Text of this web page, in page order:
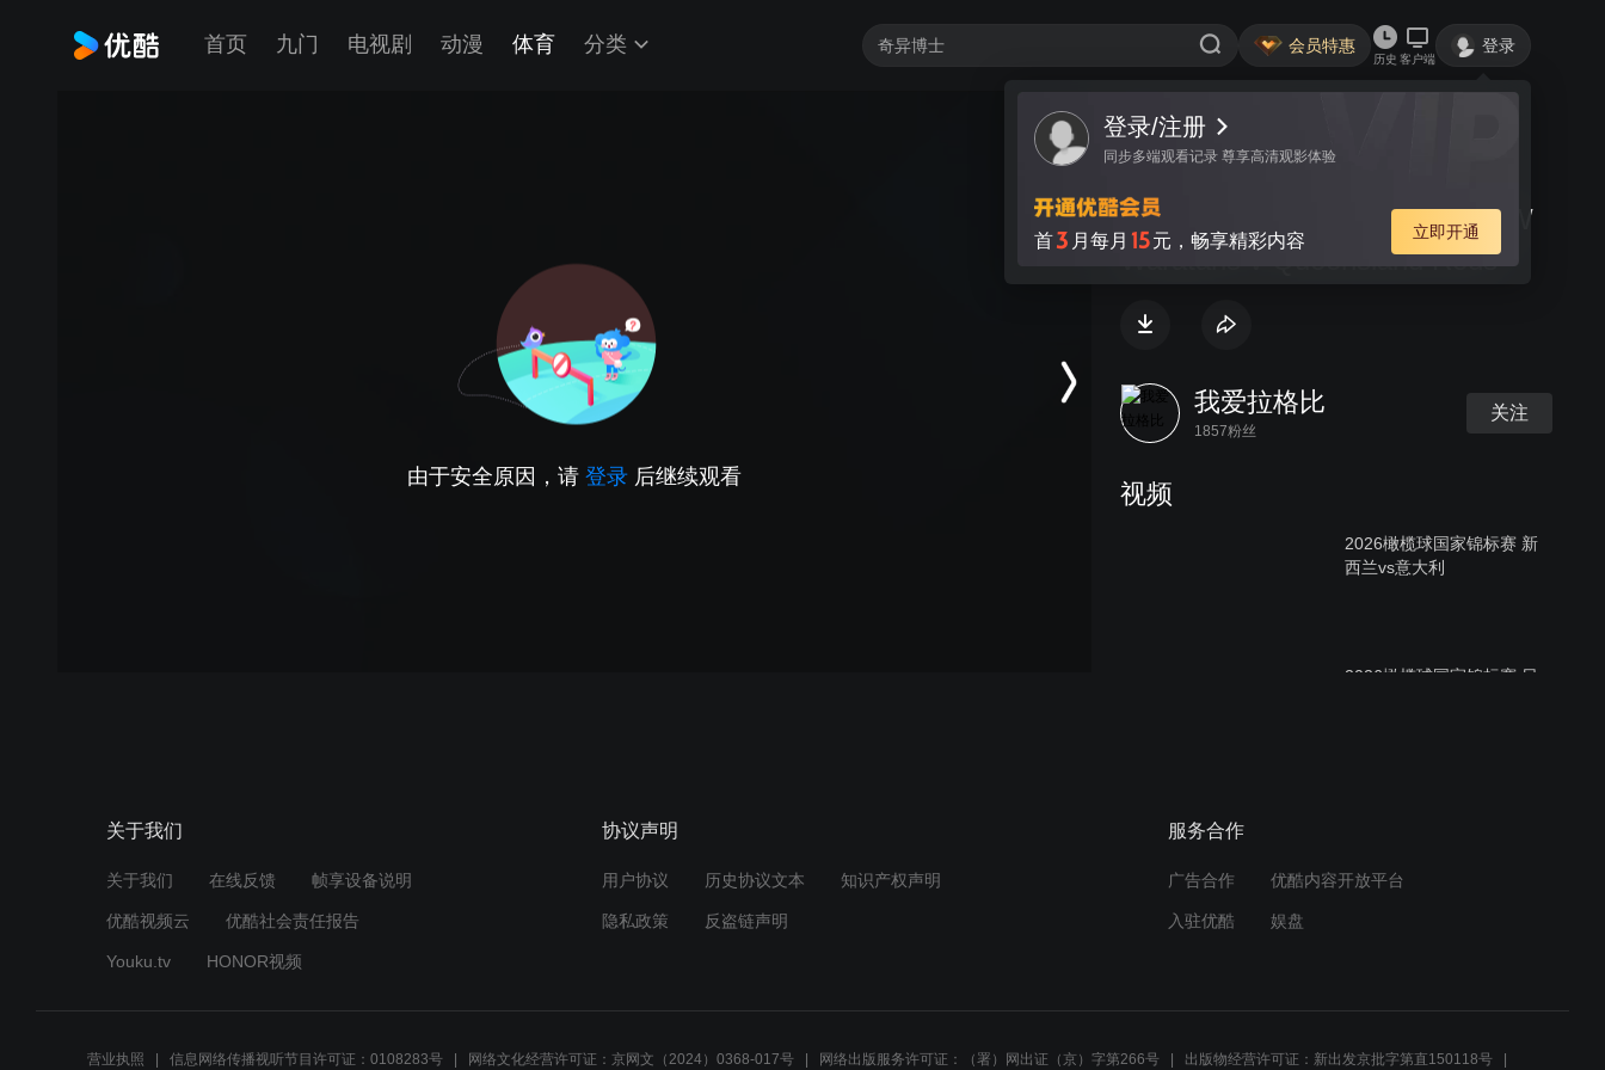
首页 九门 电视剧 动漫 体育 分类 会员特惠
历史 客户端
登录
登录/注册
同步多端观看记录 尊享高清观影体验
首3 月每月 15元，畅享精彩内容 立即开通
由于安全原因，请 登录 后继续观看
视频 讨论
2025赛季SR澳大利亚第2轮NSW
Waratahs v Queensland Reds
我爱拉格比
1857粉丝
关注
视频
2026橄榄球国家锦标赛 新
西兰vs意大利
2026橄榄球国家锦标赛 日
关于我们
关于我们 在线反馈 帧享设备说明
优酷视频云 优酷社会责任报告
Youku.tv HONOR视频
协议声明
用户协议 历史协议文本 知识产权声明
隐私政策 反盗链声明
服务合作
广告合作 优酷内容开放平台
入驻优酷 娱盘
营业执照 信息网络传播视听节目许可证：0108283号 网络文化经营许可证：京网文（2024）0368-017号 网络出版服务许可证：（署）网出证（京）字第266号 出版物经营许可证：新出发京批字第直150118号